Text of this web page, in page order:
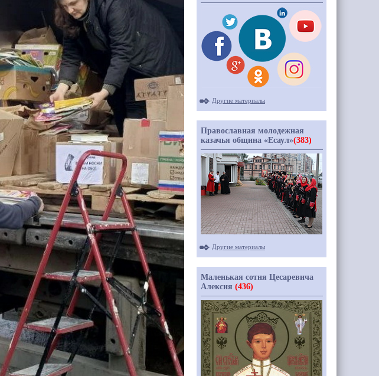
Другие материалы
Православная молодежная
казачья община «Есаул»(383)
Другие материалы
Маленькая сотня Цесаревича
Алексия (436)